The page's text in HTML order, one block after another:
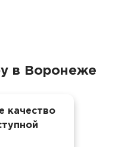
в Воронеже
качество